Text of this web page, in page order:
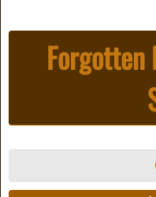
Forgotten